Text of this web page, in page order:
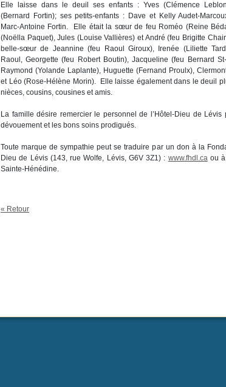
Elle laisse dans le deuil ses enfants : Yves (Clémence
(Bernard Fortin); ses petits-enfants : Dave et Kelly Audet-
Marc-Antoine Fortin. Elle était la sœur de feu Roméo (Reine
(Noëlla Paquet), Jules (Louise Vallières) et André (feu Brigitte
belle-sœur de Jeannine (feu Raoul Giroux), Irenée (Liliette
Raoul, Georgette (feu Robert Boutin), Jacqueline (feu Bernard
Raymond (Yolande Laplante), Huguette (Fernand Proulx),
et Léo (Rose-Hélène Morin). Elle laisse également dans le deuil
nièces, cousins, cousines et amis.
La famille désire remercier le personnel de l’Hôtel-Dieu de Lévis
dévouement et les bons soins prodigués.
Toute marque de sympathie peut se traduire par un don à la
Dieu de Lévis (143, rue Wolfe, Lévis, G6V 3Z1) : www.fhdl.caou à
Sainte-Hénédine.
« Retour